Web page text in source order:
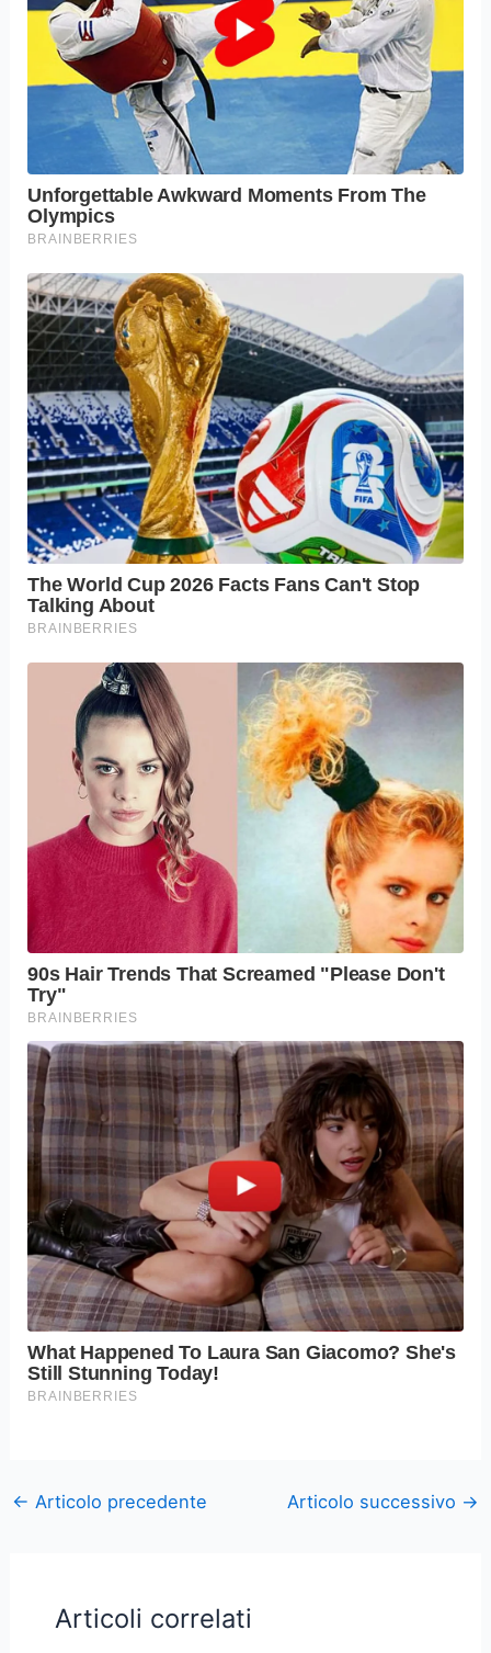
← Articolo precedente Articolo successivo →
Articoli correlati